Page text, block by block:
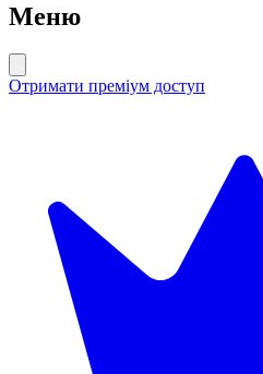
Меню
Отримати преміум доступ